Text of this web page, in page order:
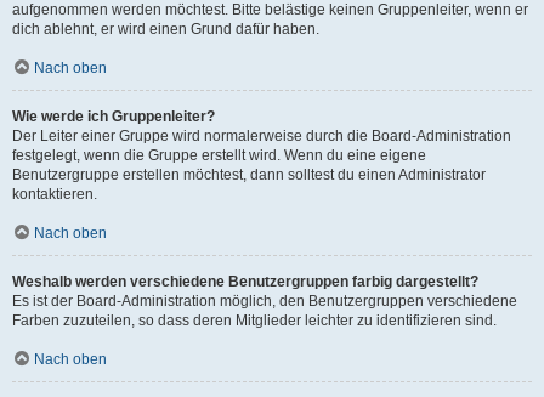
aufgenommen werden möchtest. Bitte belästige keinen Gruppenleiter, wenn er
dich ablehnt, er wird einen Grund dafür haben.
Nach oben
Wie werde ich Gruppenleiter?
Der Leiter einer Gruppe wird normalerweise durch die Board-Administration
festgelegt, wenn die Gruppe erstellt wird. Wenn du eine eigene
Benutzergruppe erstellen möchtest, dann solltest du einen Administrator
kontaktieren.
Nach oben
Weshalb werden verschiedene Benutzergruppen farbig dargestellt?
Es ist der Board-Administration möglich, den Benutzergruppen verschiedene
Farben zuzuteilen, so dass deren Mitglieder leichter zu identifizieren sind.
Nach oben